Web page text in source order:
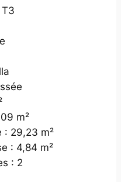
m²
: 29,23 m²
: 4,84 m²
: 2